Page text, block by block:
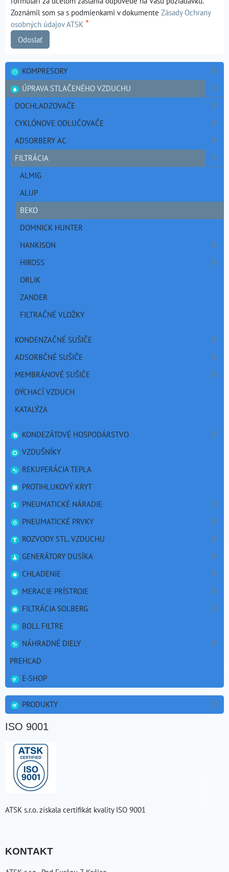
Zoznámil som sa s podmienkami v dokumente Zásady Ochrany
osobných údajov ATSK *
Odoslať
KOMPRESORY
ÚPRAVA STLAČENÉHO VZDUCHU
DOCHLADZOVAČE
CYKLÓNOVE ODLUČOVAČE
ADSORBERY AC
FILTRÁCIA
ALMIG
ALUP
BEKO
DOMNICK HUNTER
HANKISON
HIROSS
ORLIK
ZANDER
FILTRAČNÉ VLOŽKY
KONDENZAČNÉ SUŠIČE
ADSORBČNÉ SUŠIČE
MEMBRÁNOVÉ SUŠIČE
DÝCHACÍ VZDUCH
KATALÝZA
KONDEZÁTOVÉ HOSPODÁRSTVO
VZDUŠNÍKY
REKUPERÁCIA TEPLA
PROTIHLUKOVÝ KRYT
PNEUMATICKÉ NÁRADIE
PNEUMATICKÉ PRVKY
ROZVODY STL. VZDUCHU
GENERÁTORY DUSÍKA
CHLADENIE
MERACIE PRÍSTROJE
FILTRÁCIA SOLBERG
BOLL FILTRE
NÁHRADNÉ DIELY
PREHĽAD
E-SHOP
PRODUKTY
ISO 9001
ATSK s.r.o. získala certifikát kvality ISO 9001
KONTAKT